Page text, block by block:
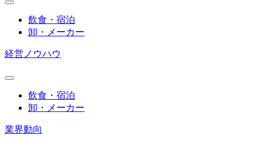
飲食・宿泊
卸・メーカー
経営ノウハウ
飲食・宿泊
卸・メーカー
業界動向